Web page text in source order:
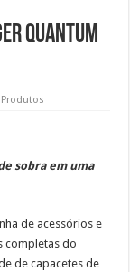
Quantum
Produtos
sobra em uma
de acessórios e
completas do
de capacetes de